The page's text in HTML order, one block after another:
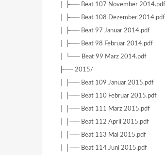
│ ├── Beat 107 November 2014.pdf
│ ├── Beat 108 Dezember 2014.pdf
│ ├── Beat 97 Januar 2014.pdf
│ ├── Beat 98 Februar 2014.pdf
│ └── Beat 99 Marz 2014.pdf
├── 2015/
│ ├── Beat 109 Januar 2015.pdf
│ ├── Beat 110 Februar 2015.pdf
│ ├── Beat 111 Marz 2015.pdf
│ ├── Beat 112 April 2015.pdf
│ ├── Beat 113 Mai 2015.pdf
│ ├── Beat 114 Juni 2015.pdf